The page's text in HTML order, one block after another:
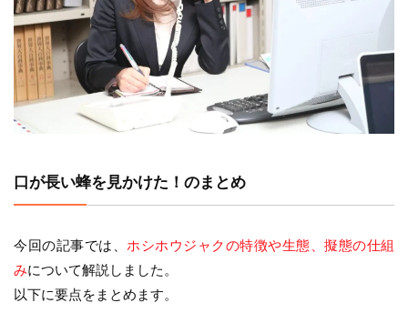
口が長い蜂を見かけた！のまとめ
今回の記事では、 ホシホウジャクの特徴や生態、擬態の仕組
みについて解説しました。
以下に要点をまとめます。